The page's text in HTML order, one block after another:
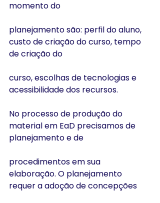
momento do
planejamento são: perfil do aluno,
custo de criação do curso, tempo
de criação do
curso, escolhas de tecnologias e
acessibilidade dos recursos.
No processo de produção do
material em EaD precisamos de
planejamento e de
procedimentos em sua
elaboração. O planejamento
requer a adoção de concepções